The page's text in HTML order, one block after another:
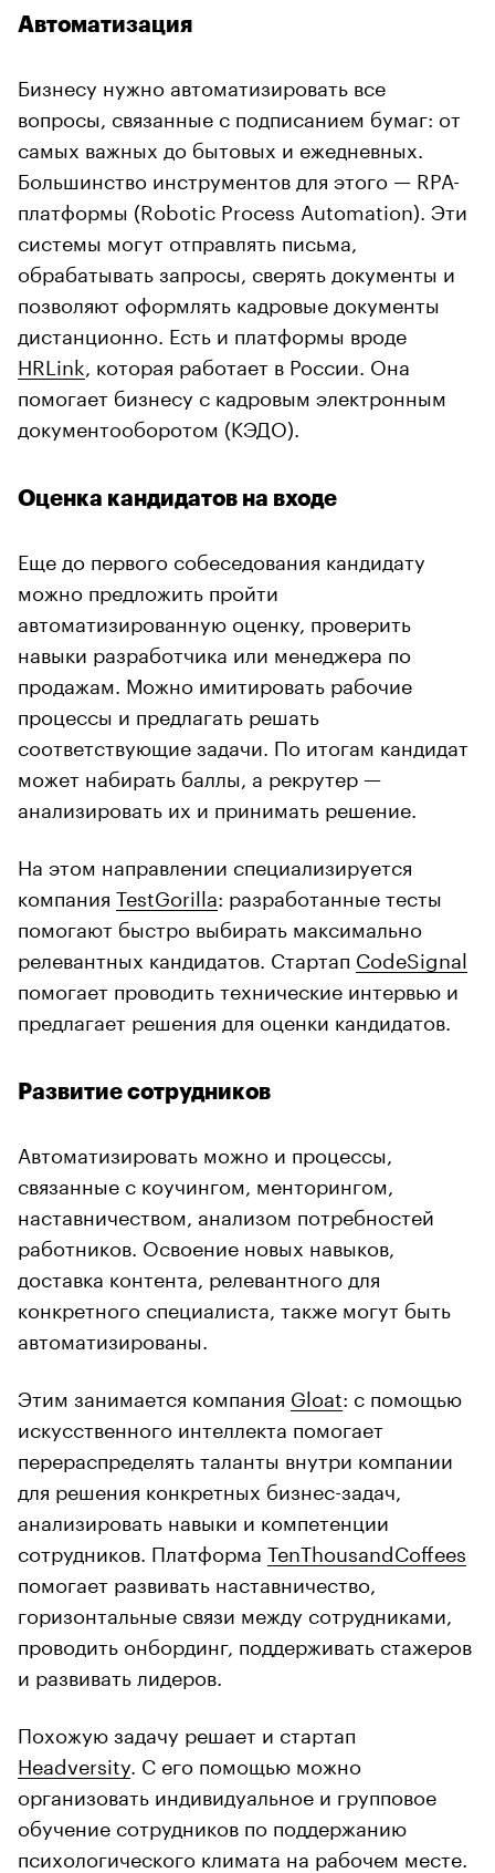
Автоматизация
Бизнесу нужно автоматизировать все
вопросы, связанные с подписанием бумаг: от
самых важных до бытовых и ежедневных.
Большинство инструментов для этого — RPA-
платформы (Robotic Process Automation). Эти
системы могут отправлять письма,
обрабатывать запросы, сверять документы и
позволяют оформлять кадровые документы
дистанционно. Есть и платформы вроде
HRLink , которая работает в России. Она
помогает бизнесу с кадровым электронным
документооборотом (КЭДО).
Оценка кандидатов на входе
Еще до первого собеседования кандидату
можно предложить пройти
автоматизированную оценку, проверить
навыки разработчика или менеджера по
продажам. Можно имитировать рабочие
процессы и предлагать решать
соответствующие задачи. По итогам кандидат
может набирать баллы, а рекрутер —
анализировать их и принимать решение.
На этом направлении специализируется
компания TestGorilla: разработанные тесты
помогают быстро выбирать максимально
релевантных кандидатов. Стартап CodeSignal
помогает проводить технические интервью и
предлагает решения для оценки кандидатов.
Развитие сотрудников
Автоматизировать можно и процессы,
связанные с коучингом, менторингом,
наставничеством, анализом потребностей
работников. Освоение новых навыков,
доставка контента, релевантного для
конкретного специалиста, также могут быть
автоматизированы.
Этим занимается компания Gloat: с помощью
искусственного интеллекта помогает
перераспределять таланты внутри компании
для решения конкретных бизнес-задач,
анализировать навыки и компетенции
сотрудников. Платформа TenThousandCoffees
помогает развивать наставничество,
горизонтальные связи между сотрудниками,
проводить онбординг, поддерживать стажеров
и развивать лидеров.
Похожую задачу решает и стартап
Headversity . С его помощью можно
организовать индивидуальное и групповое
обучение сотрудников по поддержанию
психологического климата на рабочем месте.